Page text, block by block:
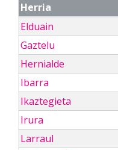
Herria
Elduain
Gaztelu
Hernialde
Ibarra
Ikaztegieta
Irura
Larraul